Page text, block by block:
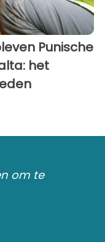
Punische
het
om te